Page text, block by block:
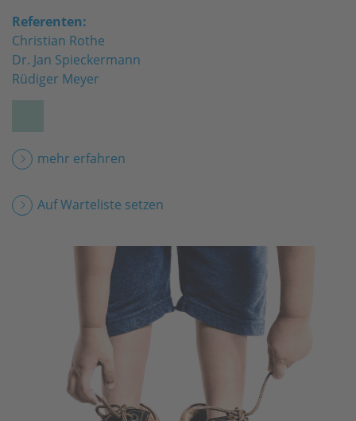
Referenten:
Christian Rothe
Dr. Jan Spieckermann
Rüdiger Meyer
mehr erfahren
Auf Warteliste setzen